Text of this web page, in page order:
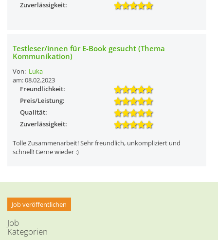
Zuverlässigkeit:
Testleser/innen für E-Book gesucht (Thema
Kommunikation)
Von: Luka
am: 08.02.2023
Freundlichkeit:
Preis/Leistung:
Qualität:
Zuverlässigkeit:
Tolle Zusammenarbeit! Sehr freundlich, unkompliziert und
schnell! Gerne wieder :)
Job veröffentlichen
Job
Kategorien